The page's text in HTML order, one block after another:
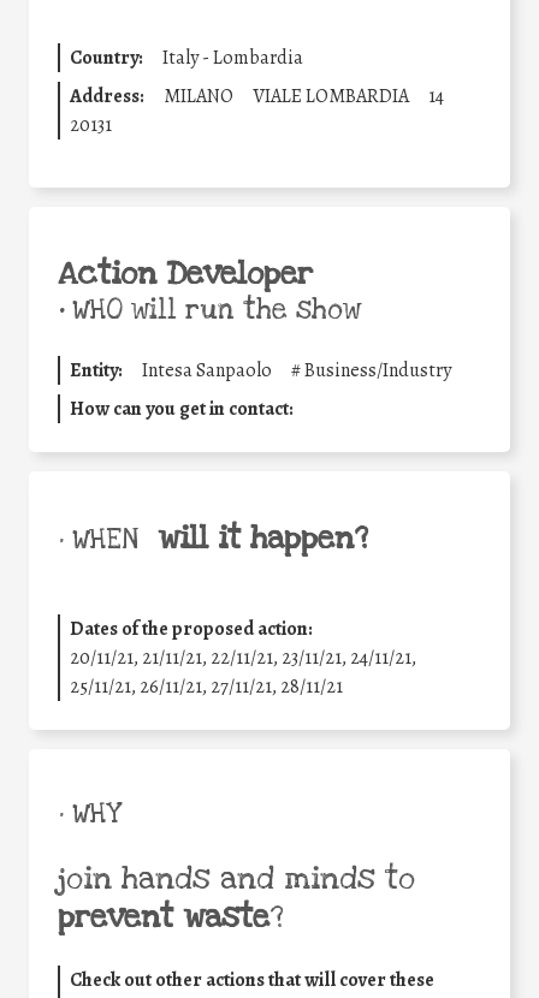
Country:
Italy - Lombardia
Address:
MILANO VIALE LOMBARDIA
14
20131
Action Developer
•WHO will run the show
Entity: Intesa Sanpaolo #Business/Industry
How can you get in contact:
• WHEN will it happen?
Dates of the proposed action:
20/11/21, 21/11/21, 22/11/21, 23/11/21, 24/11/21,
25/11/21, 26/11/21, 27/11/21, 28/11/21
• WHY
join hands and minds to
prevent waste?
Check out other actions that will cover these